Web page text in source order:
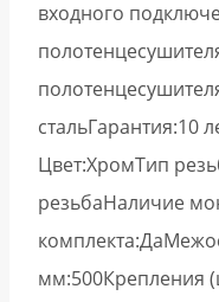
входного
стальГарантия:10
Цвет:ХромТип
резьбаНаличие
мм:500Крепления